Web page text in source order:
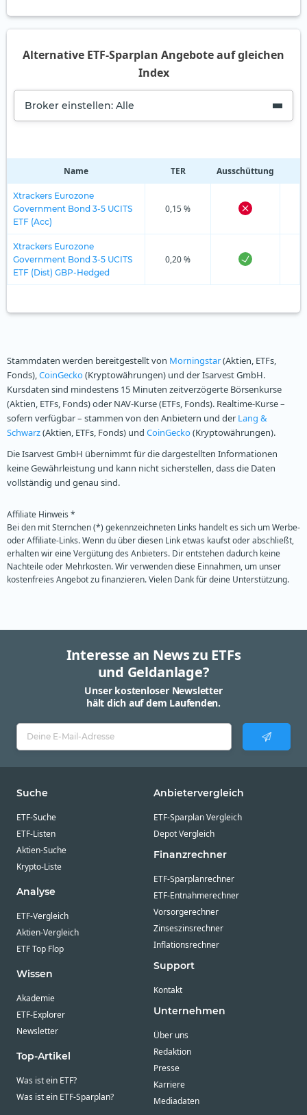
Alternative ETF-Sparplan Angebote auf gleichen
Index
Broker einstellen: Alle
Name TER Ausschüttung
Xtrackers Eurozone
Government Bond 3-5 UCITS
ETF (Acc)
0,15 %
Xtrackers Eurozone
Government Bond 3-5 UCITS
ETF (Dist) GBP-Hedged
0,20 %
Stammdaten werden bereitgestellt von Morningstar(Aktien, ETFs,
Fonds), CoinGecko(Kryptowährungen) und der Isarvest GmbH.
Kursdaten sind mindestens 15 Minuten zeitverzögerte Börsenkurse
(Aktien, ETFs, Fonds) oder NAV-Kurse (ETFs, Fonds). Realtime-Kurse –
sofern verfügbar – stammen von den Anbietern und der Lang &
Schwarz(Aktien, ETFs, Fonds) und CoinGecko(Kryptowährungen).
Die Isarvest GmbH übernimmt für die dargestellten Informationen
keine Gewährleistung und kann nicht sicherstellen, dass die Daten
vollständig und genau sind.
Affiliate Hinweis *
Bei den mit Sternchen (*) gekennzeichneten Links handelt es sich um Werbe-
oder Affiliate-Links. Wenn du über diesen Link etwas kaufst oder abschließt,
erhalten wir eine Vergütung des Anbieters. Dir entstehen dadurch keine
Nachteile oder Mehrkosten. Wir verwenden diese Einnahmen, um unser
kostenfreies Angebot zu finanzieren. Vielen Dank für deine Unterstützung.
Interesse an News zu ETFs
und Geldanlage?
Unser kostenloser Newsletter
hält dich auf dem Laufenden.
Suche
ETF-Suche
ETF-Listen
Aktien-Suche
Krypto-Liste
Analyse
ETF-Vergleich
Aktien-Vergleich
ETF Top Flop
Wissen
Akademie
ETF-Explorer
Newsletter
Top-Artikel
Was ist ein ETF?
Was ist ein ETF-Sparplan?
Anbietervergleich
ETF-Sparplan Vergleich
Depot Vergleich
Finanzrechner
ETF-Sparplanrechner
ETF-Entnahmerechner
Vorsorgerechner
Zinseszinsrechner
Inflationsrechner
Support
Kontakt
Unternehmen
Über uns
Redaktion
Presse
Karriere
Mediadaten